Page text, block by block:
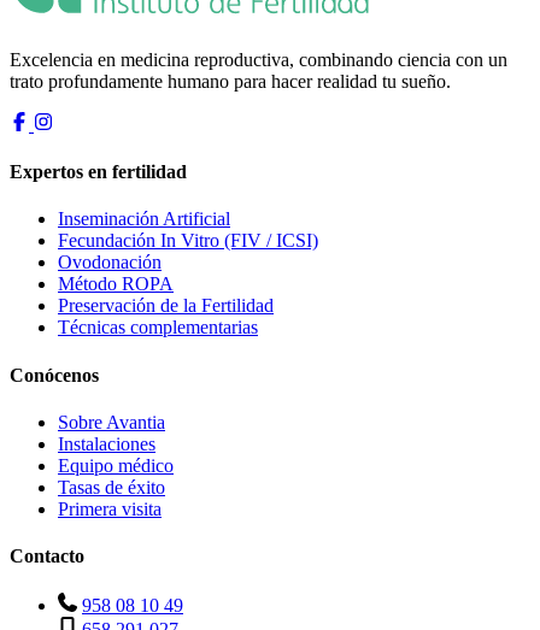
Excelencia en medicina reproductiva, combinando ciencia con un
trato profundamente humano para hacer realidad tu sueño.
Expertos en fertilidad
Inseminación Artificial
Fecundación In Vitro (FIV / ICSI)
Ovodonación
Método ROPA
Preservación de la Fertilidad
Técnicas complementarias
Conócenos
Sobre Avantia
Instalaciones
Equipo médico
Tasas de éxito
Primera visita
Contacto
958 08 10 49